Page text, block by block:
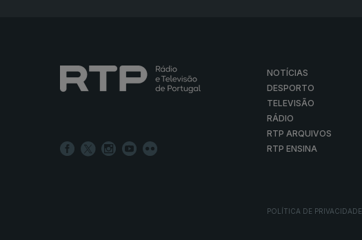
NOTÍCIAS
DESPORTO
TELEVISÃO
RÁDIO
RTP ARQUIVOS
RTP ENSINA
POLÍTICA DE PRIVACIDADE